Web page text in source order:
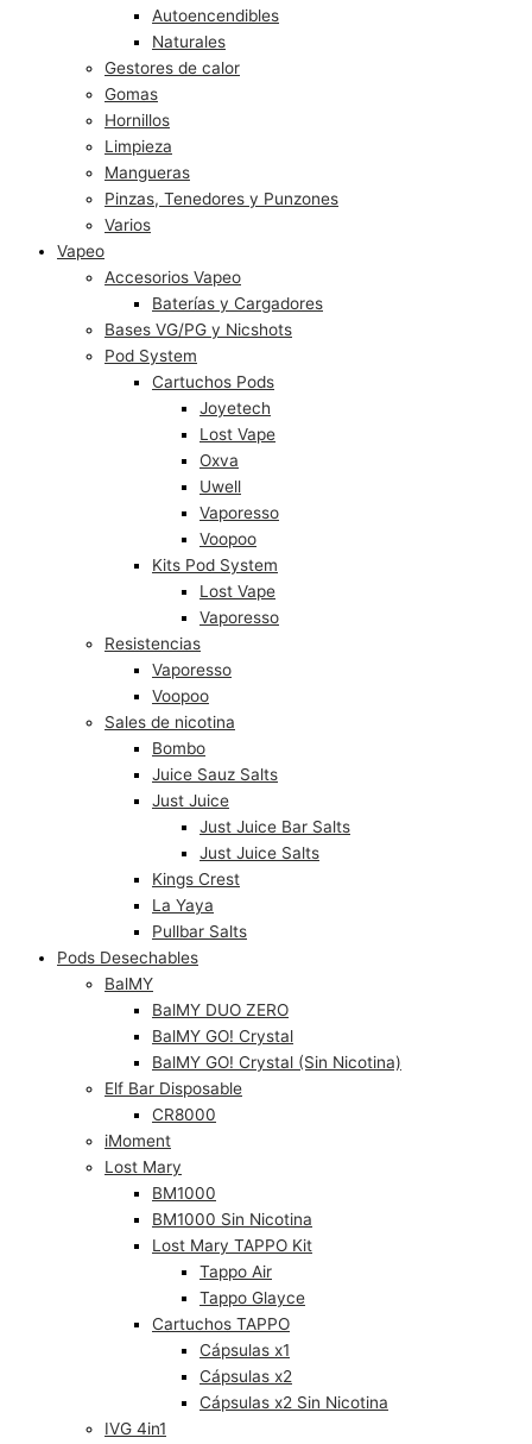
Autoencendibles
Naturales
Gestores de calor
Gomas
Hornillos
Limpieza
Mangueras
Pinzas, Tenedores y Punzones
Varios
Vapeo
Accesorios Vapeo
Baterías y Cargadores
Bases VG/PG y Nicshots
Pod System
Cartuchos Pods
Joyetech
Lost Vape
Oxva
Uwell
Vaporesso
Voopoo
Kits Pod System
Lost Vape
Vaporesso
Resistencias
Vaporesso
Voopoo
Sales de nicotina
Bombo
Juice Sauz Salts
Just Juice
Just Juice Bar Salts
Just Juice Salts
Kings Crest
La Yaya
Pullbar Salts
Pods Desechables
BalMY
BalMY DUO ZERO
BalMY GO! Crystal
BalMY GO! Crystal (Sin Nicotina)
Elf Bar Disposable
CR8000
iMoment
Lost Mary
BM1000
BM1000 Sin Nicotina
Lost Mary TAPPO Kit
Tappo Air
Tappo Glayce
Cartuchos TAPPO
Cápsulas x1
Cápsulas x2
Cápsulas x2 Sin Nicotina
IVG 4in1